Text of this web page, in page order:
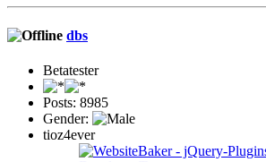
dbs
Betatester
Posts: 8985
Gender:
tioz4ever